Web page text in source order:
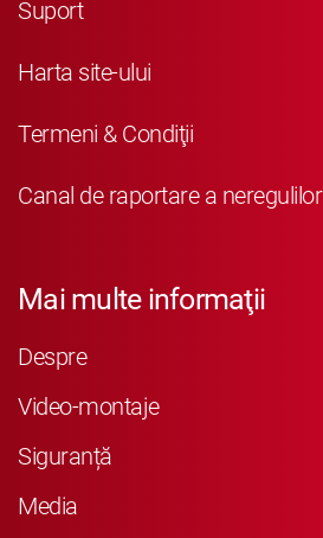
Suport
Harta site-ului
Termeni & Condiţii
Canal de raportare a neregulilor
Mai multe informaţii
Despre
Video-montaje
Siguranță
Media